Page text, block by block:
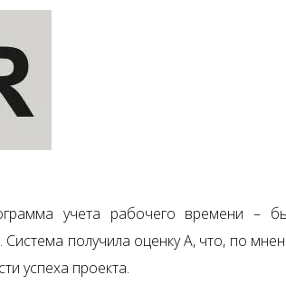
учета рабочего времени –
получила оценку А, что, по
успеха проекта.